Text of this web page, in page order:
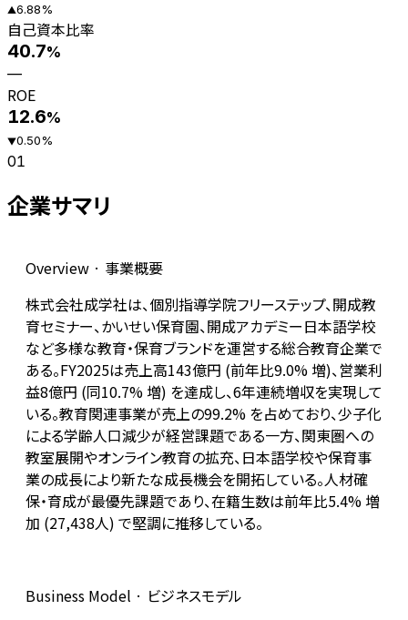
▲6.88%
自己資本比率
40.7%
—
ROE
12.6%
▼0.50%
01
企業サマリ
Overview · 事業概要
株式会社成学社は、個別指導学院フリーステップ、開成教
育セミナー、かいせい保育園、開成アカデミー日本語学校
など多様な教育・保育ブランドを運営する総合教育企業で
ある。FY2025は売上高143億円 (前年比9.0% 増)、営業利
益8億円 (同10.7% 増) を達成し、6年連続増収を実現して
いる。教育関連事業が売上の99.2% を占めており、少子化
による学齢人口減少が経営課題である一方、関東圏への
教室展開やオンライン教育の拡充、日本語学校や保育事
業の成長により新たな成長機会を開拓している。人材確
保・育成が最優先課題であり、在籍生数は前年比5.4% 増
加 (27,438人) で堅調に推移している。
Business Model · ビジネスモデル